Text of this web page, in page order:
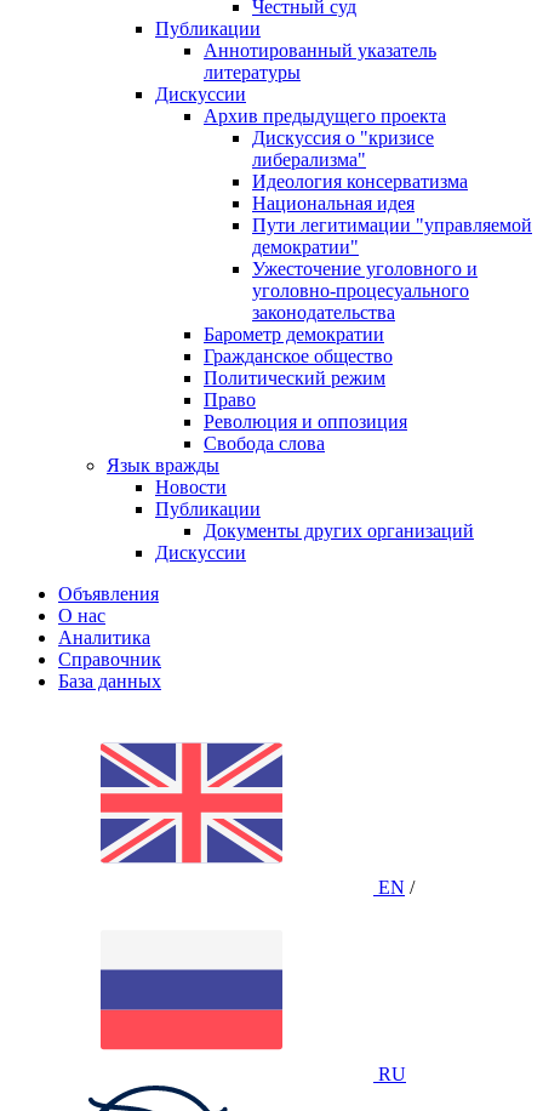
Честный суд
Публикации
Аннотированный указатель
литературы
Дискуссии
Архив предыдущего проекта
Дискуссия о "кризисе
либерализма"
Идеология консерватизма
Национальная идея
Пути легитимации "управляемой
демократии"
Ужесточение уголовного и
уголовно-процесуального
законодательства
Барометр демократии
Гражданское общество
Политический режим
Право
Революция и оппозиция
Свобода слова
Язык вражды
Новости
Публикации
Документы других организаций
Дискуссии
Объявления
О нас
Аналитика
Справочник
База данных
EN /
RU